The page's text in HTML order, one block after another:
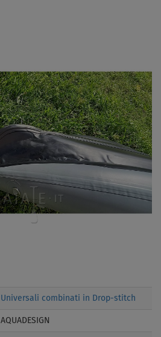
Universali combinati in Drop-stitch
AQUADESIGN